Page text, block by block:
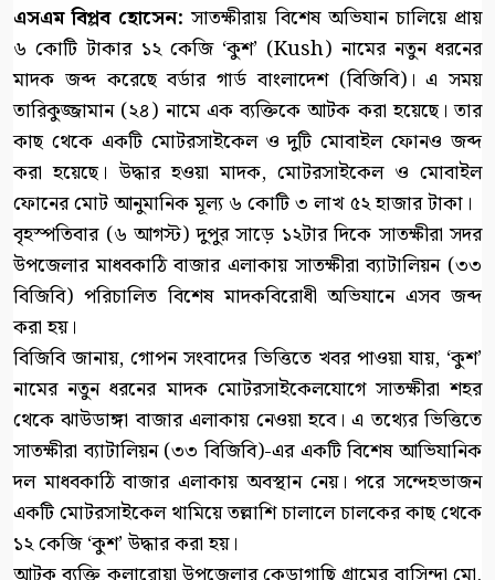
এসএম বিপ্লব হোসেন: সাতক্ষীরায় বিশেষ অভিযান চালিয়ে প্রায়
৬ কোটি টাকার ১২ কেজি ‘কুশ’ (Kush) নামের নতুন ধরনের
মাদক জব্দ করেছে বর্ডার গার্ড বাংলাদেশ (বিজিবি)। এ সময়
তারিকুজ্জামান (২৪) নামে এক ব্যক্তিকে আটক করা হয়েছে। তার
কাছ থেকে একটি মোটরসাইকেল ও দুটি মোবাইল ফোনও জব্দ
করা হয়েছে। উদ্ধার হওয়া মাদক, মোটরসাইকেল ও মোবাইল
ফোনের মোট আনুমানিক মূল্য ৬ কোটি ৩ লাখ ৫২ হাজার টাকা।
বৃহস্পতিবার (৬ আগস্ট) দুপুর সাড়ে ১২টার দিকে সাতক্ষীরা সদর
উপজেলার মাধবকাঠি বাজার এলাকায় সাতক্ষীরা ব্যাটালিয়ন (৩৩
বিজিবি) পরিচালিত বিশেষ মাদকবিরোধী অভিযানে এসব জব্দ
করা হয়।
বিজিবি জানায়, গোপন সংবাদের ভিত্তিতে খবর পাওয়া যায়, ‘কুশ’
নামের নতুন ধরনের মাদক মোটরসাইকেলযোগে সাতক্ষীরা শহর
থেকে ঝাউডাঙ্গা বাজার এলাকায় নেওয়া হবে। এ তথ্যের ভিত্তিতে
সাতক্ষীরা ব্যাটালিয়ন (৩৩ বিজিবি)-এর একটি বিশেষ আভিযানিক
দল মাধবকাঠি বাজার এলাকায় অবস্থান নেয়। পরে সন্দেহভাজন
একটি মোটরসাইকেল থামিয়ে তল্লাশি চালালে চালকের কাছ থেকে
১২ কেজি ‘কুশ’ উদ্ধার করা হয়।